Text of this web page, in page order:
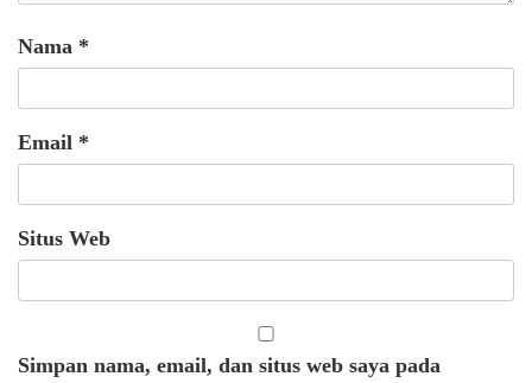
Nama *
Email *
Situs Web
Simpan nama, email, dan situs web saya pada